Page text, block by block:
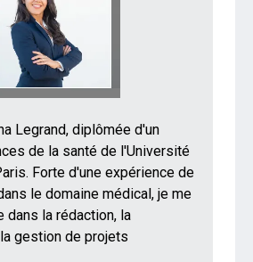
Legrand, diplômée d'un
de la santé de l'Université
Forte d'une expérience de
le domaine médical, je me
la rédaction, la
gestion de projets